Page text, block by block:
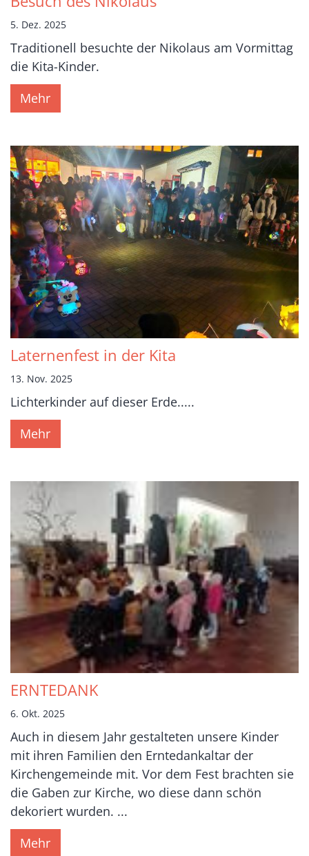
5. Dez. 2025
Traditionell besuchte der Nikolaus am Vormittag
die Kita-Kinder.
Mehr
Laternenfest in der Kita
13. Nov. 2025
Lichterkinder auf dieser Erde.....
Mehr
ERNTEDANK
6. Okt. 2025
Auch in diesem Jahr gestalteten unsere Kinder
mit ihren Familien den Erntedankaltar der
Kirchengemeinde mit. Vor dem Fest brachten sie
die Gaben zur Kirche, wo diese dann schön
dekoriert wurden. ...
Mehr